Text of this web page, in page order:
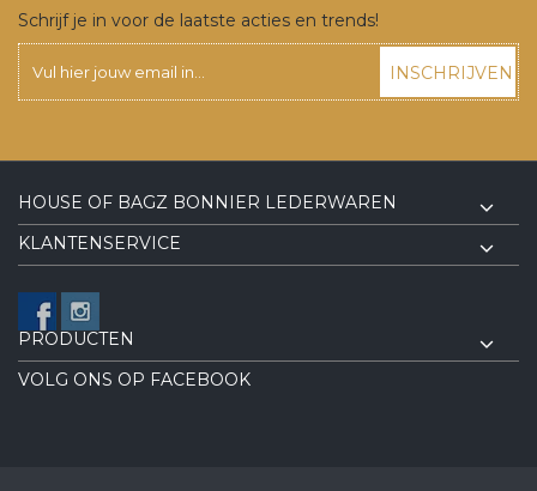
Schrijf je in voor de laatste acties en trends!
INSCHRIJVEN
HOUSE OF BAGZ BONNIER LEDERWAREN
KLANTENSERVICE
PRODUCTEN
VOLG ONS OP FACEBOOK